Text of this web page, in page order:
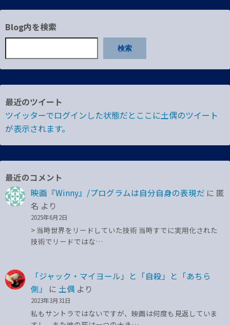
Blog内を検索
検索
最近のツイート
ツイッターでログインした状態だとここに土偶のツイート
が表示されます。
最近のコメント
映画『Winny』/プログラムは自分自身の表現だ に 匿
名 より
2025年6月2日
> 当時世界をリードしていた技術 当時すでに実用化された
技術でリードではな…
「ジャック・マイヨール」と「自殺」と「あちら
側」
に 土偶 より
2023年3月31日
私もサントラではないですが、映画は何度も見返していま